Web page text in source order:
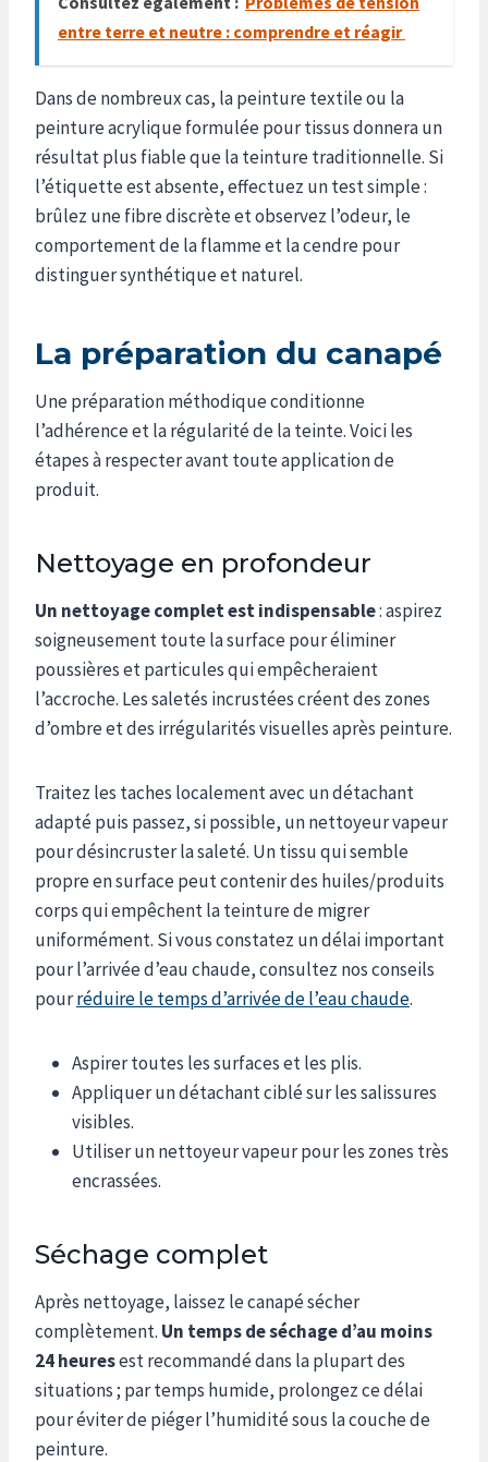
entre terre et neutre : comprendre et réagir
Dans de nombreux cas, la peinture textile ou la
peinture acrylique formulée pour tissus donnera un
résultat plus fiable que la teinture traditionnelle. Si
l’étiquette est absente, effectuez un test simple :
brûlez une fibre discrète et observez l’odeur, le
comportement de la flamme et la cendre pour
distinguer synthétique et naturel.
La préparation du canapé
Une préparation méthodique conditionne
l’adhérence et la régularité de la teinte. Voici les
étapes à respecter avant toute application de
produit.
Nettoyage en profondeur
Un nettoyage complet est indispensable: aspirez
soigneusement toute la surface pour éliminer
poussières et particules qui empêcheraient
l’accroche. Les saletés incrustées créent des zones
d’ombre et des irrégularités visuelles après peinture.
Traitez les taches localement avec un détachant
adapté puis passez, si possible, un nettoyeur vapeur
pour désincruster la saleté. Un tissu qui semble
propre en surface peut contenir des huiles/produits
corps qui empêchent la teinture de migrer
uniformément. Si vous constatez un délai important
pour l’arrivée d’eau chaude, consultez nos conseils
pourréduire le temps d’arrivée de l’eau chaude.
Aspirer toutes les surfaces et les plis.
Appliquer un détachant ciblé sur les salissures
visibles.
Utiliser un nettoyeur vapeur pour les zones très
encrassées.
Séchage complet
Après nettoyage, laissez le canapé sécher
complètement. Un temps de séchage d’au moins
24 heuresest recommandé dans la plupart des
situations ; par temps humide, prolongez ce délai
pour éviter de piéger l’humidité sous la couche de
peinture.